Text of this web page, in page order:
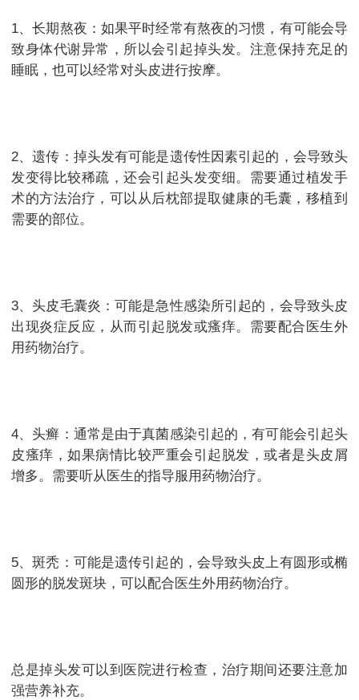
1、长期熬夜：如果平时经常有熬夜的习惯，有可能会导
致身体代谢异常，所以会引起掉头发。注意保持充足的
睡眠，也可以经常对头皮进行按摩。
2、遗传：掉头发有可能是遗传性因素引起的，会导致头
发变得比较稀疏，还会引起头发变细。需要通过植发手
术的方法治疗，可以从后枕部提取健康的毛囊，移植到
需要的部位。
3、头皮毛囊炎：可能是急性感染所引起的，会导致头皮
出现炎症反应，从而引起脱发或瘙痒。需要配合医生外
用药物治疗。
4、头癣：通常是由于真菌感染引起的，有可能会引起头
皮瘙痒，如果病情比较严重会引起脱发，或者是头皮屑
增多。需要听从医生的指导服用药物治疗。
5、斑秃：可能是遗传引起的，会导致头皮上有圆形或椭
圆形的脱发斑块，可以配合医生外用药物治疗。
总是掉头发可以到医院进行检查，治疗期间还要注意加
强营养补充。